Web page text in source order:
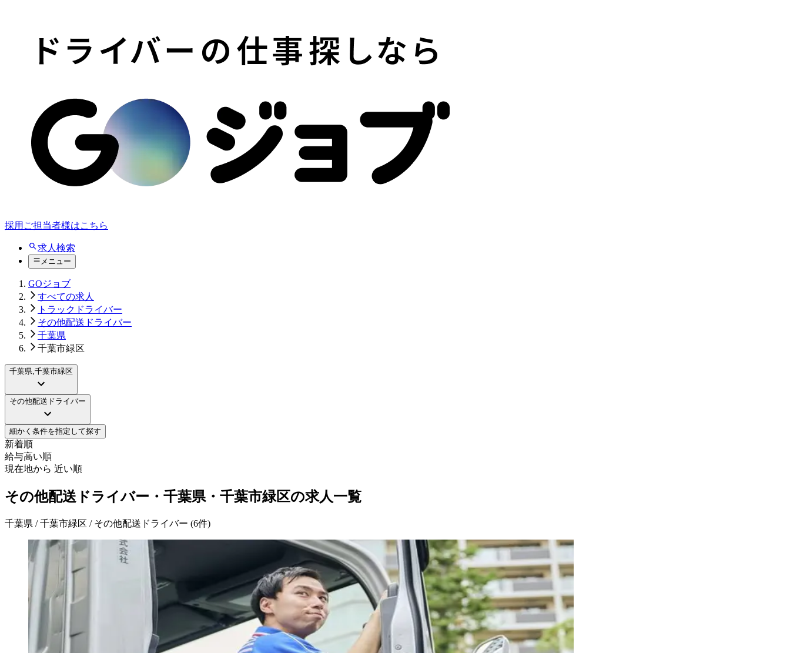
採用ご担当者様はこちら
求人検索
メニュー
GOジョブ
すべての求人
トラックドライバー
その他配送ドライバー
千葉県
千葉市緑区
千葉県,千葉市緑区
その他配送ドライバー
細かく条件を指定して探す
新着順
給与高い順
現在地から 近い順
その他配送ドライバー・千葉県・千葉市緑区の求人一覧
千葉県 / 千葉市緑区 / その他配送ドライバー (6件)